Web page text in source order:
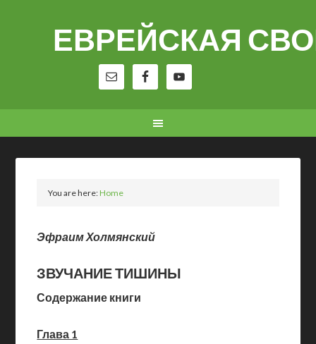
ЕВРЕЙСКАЯ
You are here:Home
Эфраим Холмянский
ЗВУЧАНИЕ ТИШИНЫ
Содержание книги
Глава 1